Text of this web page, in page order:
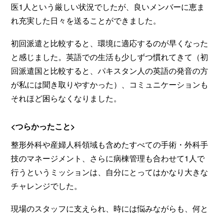
医1人という厳しい状況でしたが、良いメンバーに恵ま
れ充実した日々を送ることができました。
初回派遣と比較すると、環境に適応するのが早くなった
と感じました。英語での生活も少しずつ慣れてきて（初
回派遣国と比較すると、パキスタン人の英語の発音の方
が私には聞き取りやすかった）、コミュニケーションも
それほど困らなくなりました。
<つらかったこと>
整形外科や産婦人科領域も含めたすべての手術・外科手
技のマネージメント、さらに病棟管理も合わせて1人で
行うというミッションは、自分にとってはかなり大きな
チャレンジでした。
現場のスタッフに支えられ、時には悩みながらも、何と